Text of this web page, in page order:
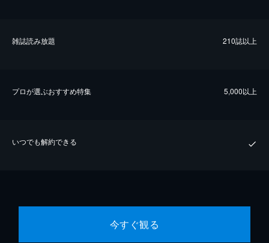
雑誌読み放題 210誌以上
プロが選ぶおすすめ特集 5,000以上
いつでも解約できる
今すぐ観る